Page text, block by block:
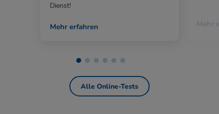
Dienst!
Mehr erfahren Mehr
Alle Online-Tests